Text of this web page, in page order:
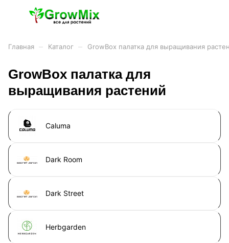
Главная Каталог GrowBox палатка для выращивания
GrowBox палатка для
выращивания растений
Caluma
Dark Room
Dark Street
Herbgarden